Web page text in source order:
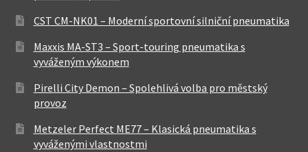
CST CM-NK01 – Moderní sportovní silniční pneumatika
Maxxis MA-ST3 – Sport-touring pneumatika s
vyváženým výkonem
Pirelli City Demon – Spolehlivá volba pro městský
provoz
Metzeler Perfect ME77 – Klasická pneumatika s
vyváženými vlastnostmi